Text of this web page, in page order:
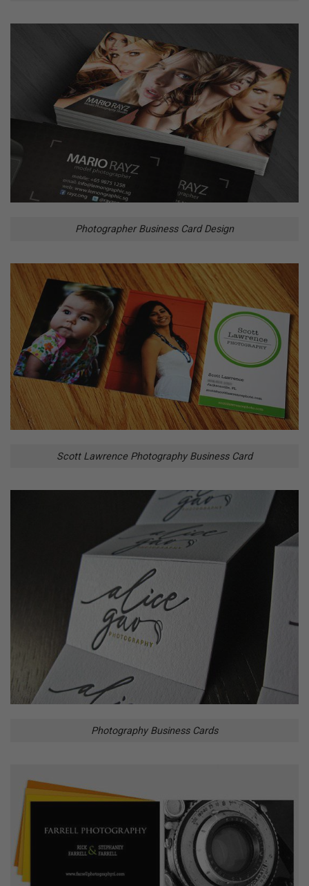
Photographer Business Card Design
Scott Lawrence Photography Business Card
Photography Business Cards